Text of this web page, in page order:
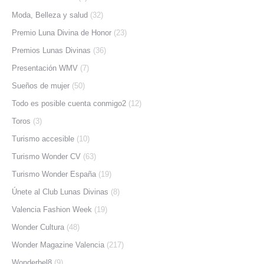
Moda, Belleza y salud (32)
Premio Luna Divina de Honor (23)
Premios Lunas Divinas (36)
Presentación WMV (7)
Sueños de mujer (50)
Todo es posible cuenta conmigo2 (12)
Toros (3)
Turismo accesible (10)
Turismo Wonder CV (63)
Turismo Wonder España (19)
Únete al Club Lunas Divinas (8)
Valencia Fashion Week (19)
Wonder Cultura (48)
Wonder Magazine Valencia (217)